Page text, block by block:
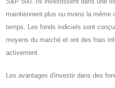
maintiennent plus ou moins la même
temps. Les fonds indiciels sont
moyens du marché et ont des frais
activement.
Les avantages d'investir dans des